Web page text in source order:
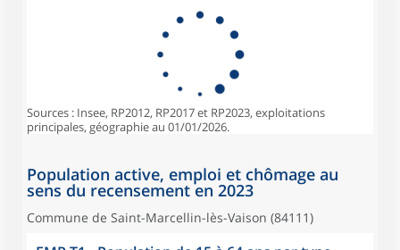
Sources : Insee, RP2012, RP2017 et RP2023, exploitations
principales, géographie au 01/01/2026.
Population active, emploi et chômage au
sens du recensement en 2023
Commune de Saint-Marcellin-lès-Vaison (84111)